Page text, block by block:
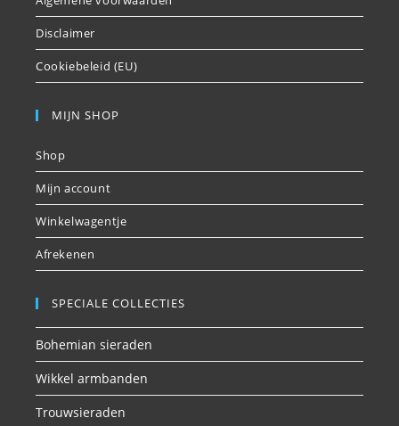
Disclaimer
Cookiebeleid (EU)
MIJN SHOP
Shop
Mijn account
Winkelwagentje
Afrekenen
SPECIALE COLLECTIES
Bohemian sieraden
Wikkel armbanden
Trouwsieraden